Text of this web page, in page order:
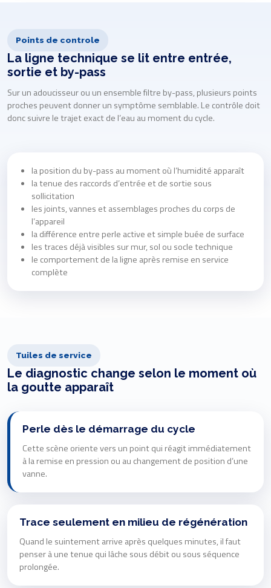
Points de controle
La ligne technique se lit entre entrée,
sortie et by-pass
Sur un adoucisseur ou un ensemble filtre by-pass, plusieurs points
proches peuvent donner un symptôme semblable. Le contrôle doit
donc suivre le trajet exact de l’eau au moment du cycle.
la position du by-pass au moment où l’humidité apparaît
la tenue des raccords d’entrée et de sortie sous
sollicitation
les joints, vannes et assemblages proches du corps de
l’appareil
la différence entre perle active et simple buée de surface
les traces déjà visibles sur mur, sol ou socle technique
le comportement de la ligne après remise en service
complète
Tuiles de service
Le diagnostic change selon le moment où
la goutte apparaît
Perle dès le démarrage du cycle
Cette scène oriente vers un point qui réagit immédiatement
à la remise en pression ou au changement de position d’une
vanne.
Trace seulement en milieu de régénération
Quand le suintement arrive après quelques minutes, il faut
penser à une tenue qui lâche sous débit ou sous séquence
prolongée.